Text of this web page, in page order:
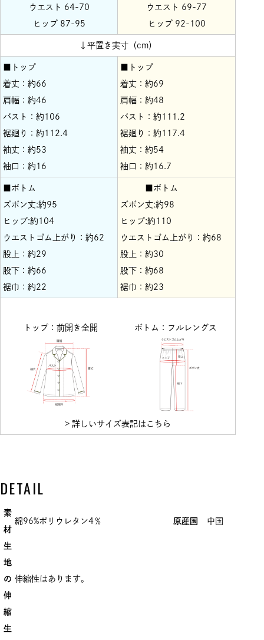
ウエスト 64-70
ヒップ 87-95
ウエスト 69-77
ヒップ 92-100
↓平置き実寸（cm）
■トップ
着丈：約66
肩幅：約46
バスト：約106
裾廻り：約112.4
袖丈：約53
袖口：約16
■トップ
着丈：約69
肩幅：約48
バスト：約111.2
裾廻り：約117.4
袖丈：約54
袖口：約16.7
■ボトム
ズボン丈:約95
ヒップ:約104
ウエストゴム上がり：約62
股上：約29
股下：約66
裾巾：約22
■ボトム
ズボン丈:約98
ヒップ:約110
ウエストゴム上がり：約68
股上：約30
股下：約68
裾巾：約23
トップ：前開き全開 ボトム：フルレングス
> 詳しいサイズ表記はこちら
DETAIL
素
材
綿96%ポリウレタン4％ 原産国 中国
生
地
の
伸
縮
伸縮性はあります。
生